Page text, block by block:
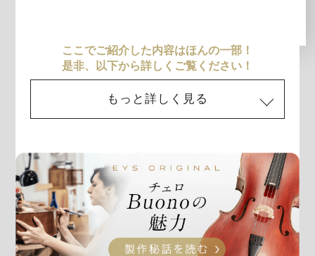
ここでご紹介した内容はほんの一部！
是非、以下から詳しくご覧ください！
もっと詳しく見る